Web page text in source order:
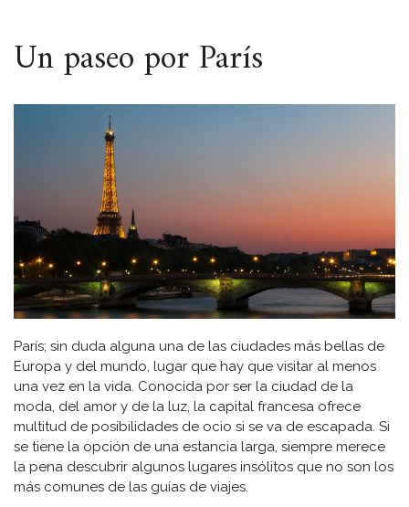
ESPACIO
Un paseo por París
París; sin duda alguna una de las ciudades más bellas de
Europa y del mundo, lugar que hay que visitar al menos
una vez en la vida. Conocida por ser la ciudad de la
moda, del amor y de la luz, la capital francesa ofrece
multitud de posibilidades de ocio si se va de escapada. Si
se tiene la opción de una estancia larga, siempre merece
la pena descubrir algunos lugares insólitos que no son los
más comunes de las guías de viajes.